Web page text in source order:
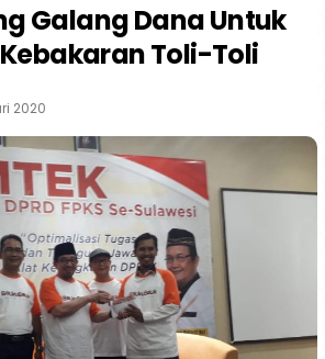
Galang Dana Untuk
Toli-Toli
2020